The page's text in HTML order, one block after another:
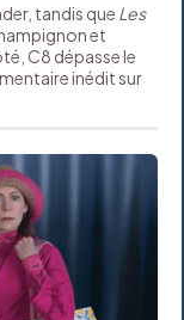
tandis que Les
et
C8 dépasse le
inédit sur